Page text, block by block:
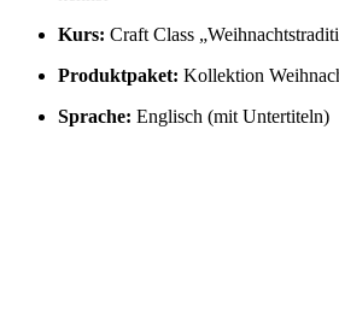
Kurs: Craft Class
Produktpaket: Kollektion
Sprache: Englisch (mit Untertiteln)